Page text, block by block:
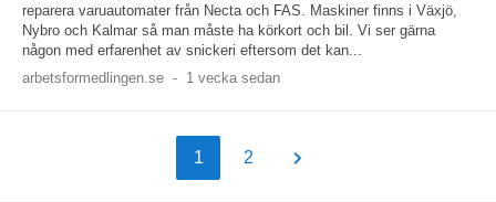
reparera varuautomater från Necta och FAS. Maskiner finns i Växjö,
Nybro och Kalmar så man måste ha körkort och bil. Vi ser gärna
någon med erfarenhet av snickeri eftersom det kan...
arbetsformedlingen.se - 1 vecka sedan
1 2